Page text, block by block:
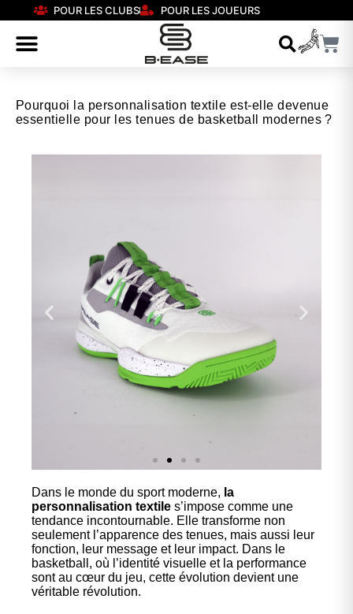
POUR LES CLUBS POUR LES JOUEURS
Pourquoi la personnalisation textile est-elle devenue
essentielle pour les tenues de basketball modernes ?
Nos
chaussures
Confort et performance à
prix accessible.
Dans le monde du sport moderne, la
personnalisation textile s’impose comme une
tendance incontournable. Elle transforme non
seulement l’apparence des tenues, mais aussi leur
fonction, leur message et leur impact. Dans le
basketball, où l’identité visuelle et la performance
sont au cœur du jeu, cette évolution devient une
véritable révolution.